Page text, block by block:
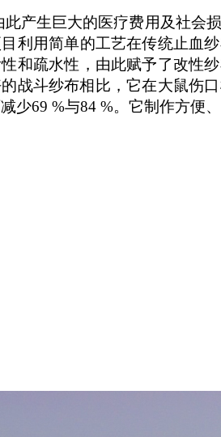
此产生巨大的医疗费用及社会
利用简单的工艺在传统止血
和疏水性 ，由此赋予了改性
战斗纱布相比，它在大鼠伤
减少69 %与84 %。它制作方便